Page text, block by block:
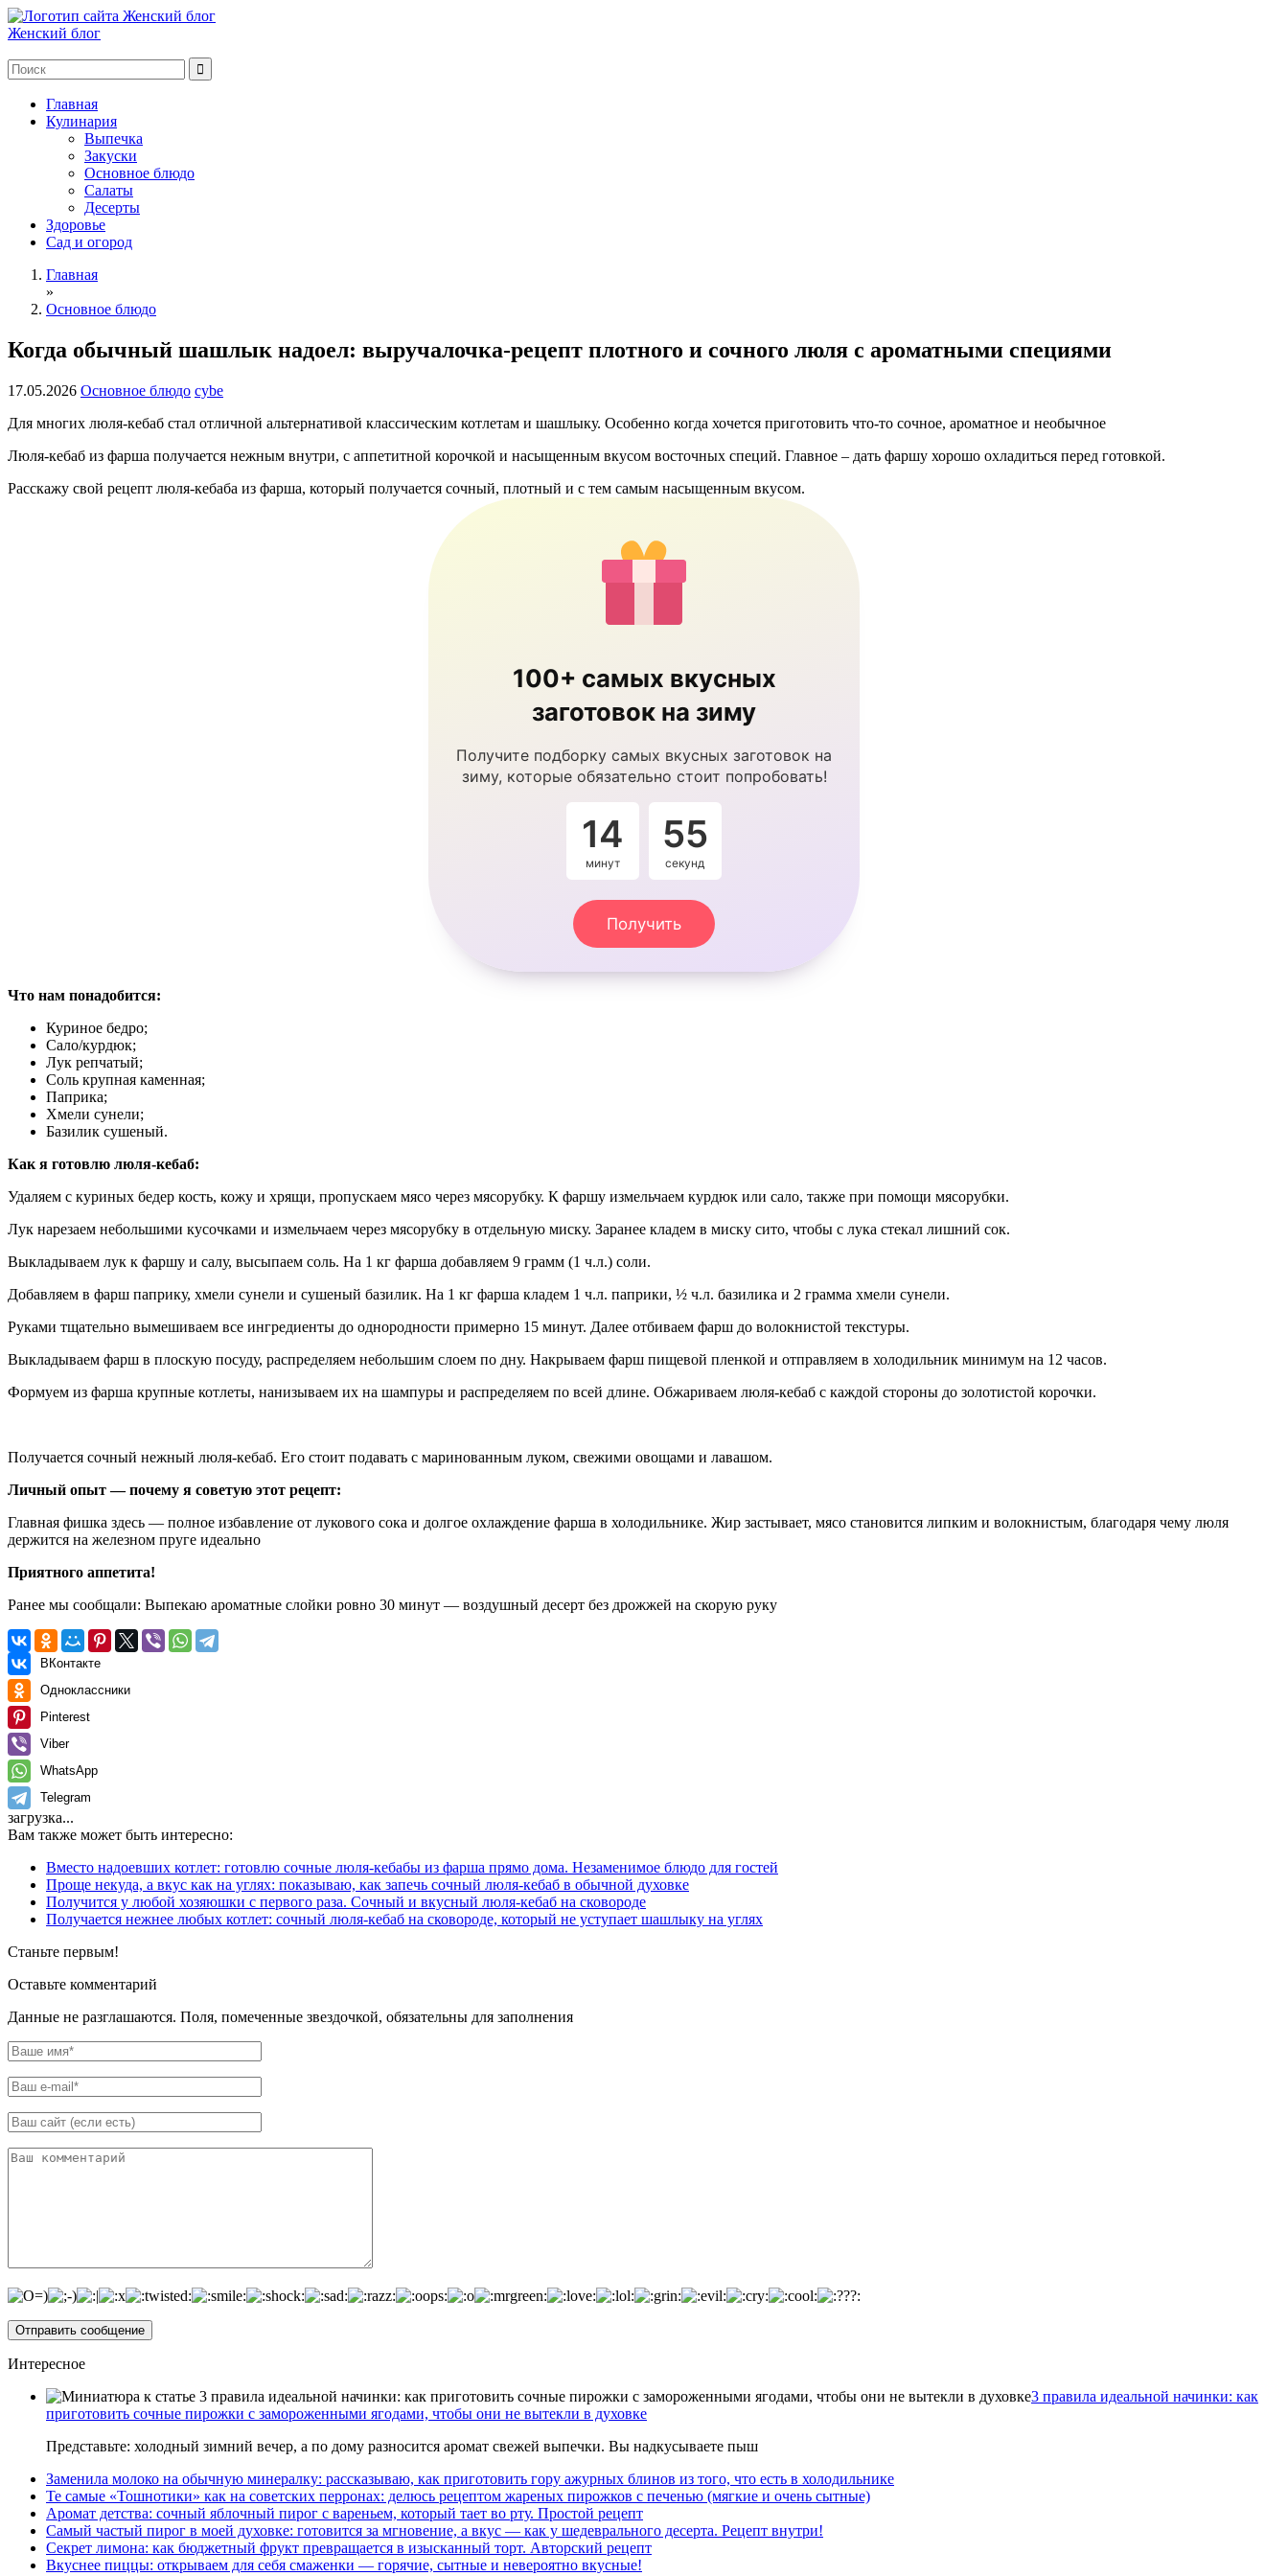
Женский блог
Главная
Кулинария
Выпечка
Закуски
Основное блюдо
Салаты
Десерты
Здоровье
Сад и огород
Главная
»
Основное блюдо
Когда обычный шашлык надоел: выручалочка-рецепт плотного и сочного люля с ароматными специями
17.05.2026 Основное блюдо cybe
Для многих люля-кебаб стал отличной альтернативой классическим котлетам и шашлыку. Особенно когда хочется приготовить что-то сочное, ароматное и необычное
Люля-кебаб из фарша получается нежным внутри, с аппетитной корочкой и насыщенным вкусом восточных специй. Главное – дать фаршу хорошо охладиться перед готовкой.
Расскажу свой рецепт люля-кебаба из фарша, который получается сочный, плотный и с тем самым насыщенным вкусом.
100+ самых вкусных
заготовок на зиму
Получите подборку самых вкусных заготовок на
зиму, которые обязательно стоит попробовать!
14
минут
55
секунд
Получить
Что нам понадобится:
Куриное бедро;
Сало/курдюк;
Лук репчатый;
Соль крупная каменная;
Паприка;
Хмели сунели;
Базилик сушеный.
Как я готовлю люля-кебаб:
Удаляем с куриных бедер кость, кожу и хрящи, пропускаем мясо через мясорубку. К фаршу измельчаем курдюк или сало, также при помощи мясорубки.
Лук нарезаем небольшими кусочками и измельчаем через мясорубку в отдельную миску. Заранее кладем в миску сито, чтобы с лука стекал лишний сок.
Выкладываем лук к фаршу и салу, высыпаем соль. На 1 кг фарша добавляем 9 грамм (1 ч.л.) соли.
Добавляем в фарш паприку, хмели сунели и сушеный базилик. На 1 кг фарша кладем 1 ч.л. паприки, ½ ч.л. базилика и 2 грамма хмели сунели.
Руками тщательно вымешиваем все ингредиенты до однородности примерно 15 минут. Далее отбиваем фарш до волокнистой текстуры.
Выкладываем фарш в плоскую посуду, распределяем небольшим слоем по дну. Накрываем фарш пищевой пленкой и отправляем в холодильник минимум на 12 часов.
Формуем из фарша крупные котлеты, нанизываем их на шампуры и распределяем по всей длине. Обжариваем люля-кебаб с каждой стороны до золотистой корочки.
Получается сочный нежный люля-кебаб. Его стоит подавать с маринованным луком, свежими овощами и лавашом.
Личный опыт — почему я советую этот рецепт:
Главная фишка здесь — полное избавление от лукового сока и долгое охлаждение фарша в холодильнике. Жир застывает, мясо становится липким и волокнистым, благодаря чему люля
держится на железном пруге идеально
Приятного аппетита!
Ранее мы сообщали: Выпекаю ароматные слойки ровно 30 минут — воздушный десерт без дрожжей на скорую руку
ВКонтакте
Одноклассники
Pinterest
Viber
WhatsApp
Telegram
загрузка...
Вам также может быть интересно:
Вместо надоевших котлет: готовлю сочные люля-кебабы из фарша прямо дома. Незаменимое блюдо для гостей
Проще некуда, а вкус как на углях: показываю, как запечь сочный люля-кебаб в обычной духовке
Получится у любой хозяюшки с первого раза. Сочный и вкусный люля-кебаб на сковороде
Получается нежнее любых котлет: сочный люля-кебаб на сковороде, который не уступает шашлыку на углях
Станьте первым!
Оставьте комментарий
Данные не разглашаются. Поля, помеченные звездочкой, обязательны для заполнения
Интересное
3 правила идеальной начинки: как
приготовить сочные пирожки с замороженными ягодами, чтобы они не вытекли в духовке
Представьте: холодный зимний вечер, а по дому разносится аромат свежей выпечки. Вы надкусываете пыш
Заменила молоко на обычную минералку: рассказываю, как приготовить гору ажурных блинов из того, что есть в холодильнике
Те самые «Тошнотики» как на советских перронах: делюсь рецептом жареных пирожков с печенью (мягкие и очень сытные)
Аромат детства: сочный яблочный пирог с вареньем, который тает во рту. Простой рецепт
Самый частый пирог в моей духовке: готовится за мгновение, а вкус — как у шедеврального десерта. Рецепт внутри!
Секрет лимона: как бюджетный фрукт превращается в изысканный торт. Авторский рецепт
Вкуснее пиццы: открываем для себя смаженки — горячие, сытные и невероятно вкусные!